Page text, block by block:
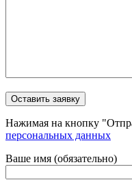
Нажимая на кнопку
персональных данных
Ваше имя (обязательно)